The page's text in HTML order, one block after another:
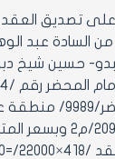
الموقع من السادة
حسين شيخ
المتبقي من